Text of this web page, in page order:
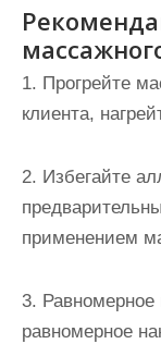
1. Прогрейте
клиента,
2. Избегайте
применением
3. Равномерное
равномерное